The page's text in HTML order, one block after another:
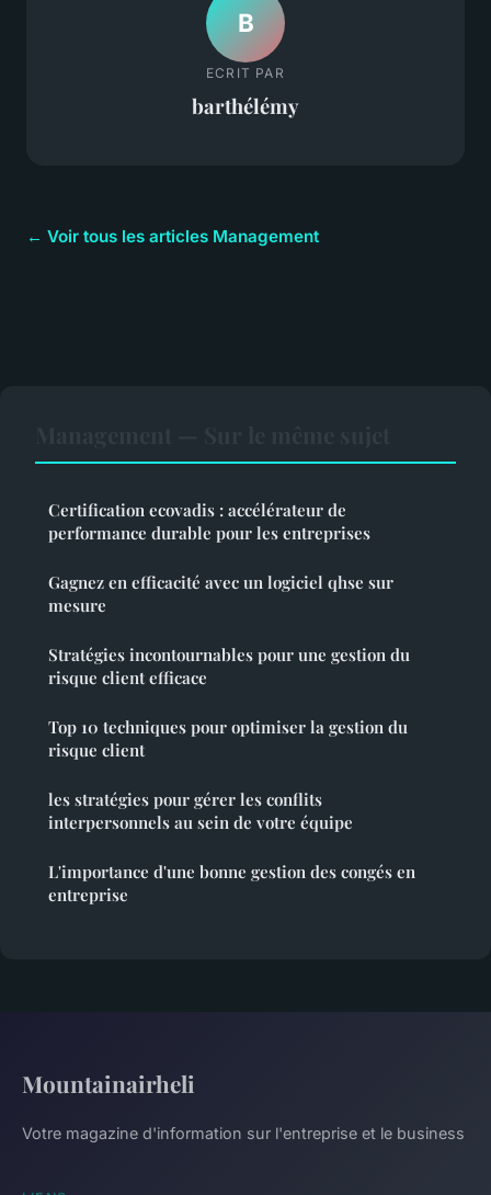
B
ECRIT PAR
barthélémy
← Voir tous les articles Management
Certification ecovadis : accélérateur de
performance durable pour les entreprises
Gagnez en efficacité avec un logiciel qhse sur
mesure
Stratégies incontournables pour une gestion du
risque client efficace
Top 10 techniques pour optimiser la gestion du
risque client
les stratégies pour gérer les conflits
interpersonnels au sein de votre équipe
L'importance d'une bonne gestion des congés en
entreprise
Mountainairheli
Votre magazine d'information sur l'entreprise et le business